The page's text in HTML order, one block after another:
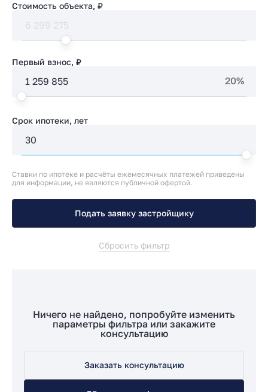
Стоимость объекта, ₽
Первый взнос, ₽
20%
Срок ипотеки, лет
Ставки по ипотеке и расчёты ежемесячных платежей приведены
для информации, не являются публичной офертой.
Подать заявку застройщику
Сбросить фильтр
Ничего не найдено, попробуйте изменить
параметры фильтра или закажите
консультацию
Заказать консультацию